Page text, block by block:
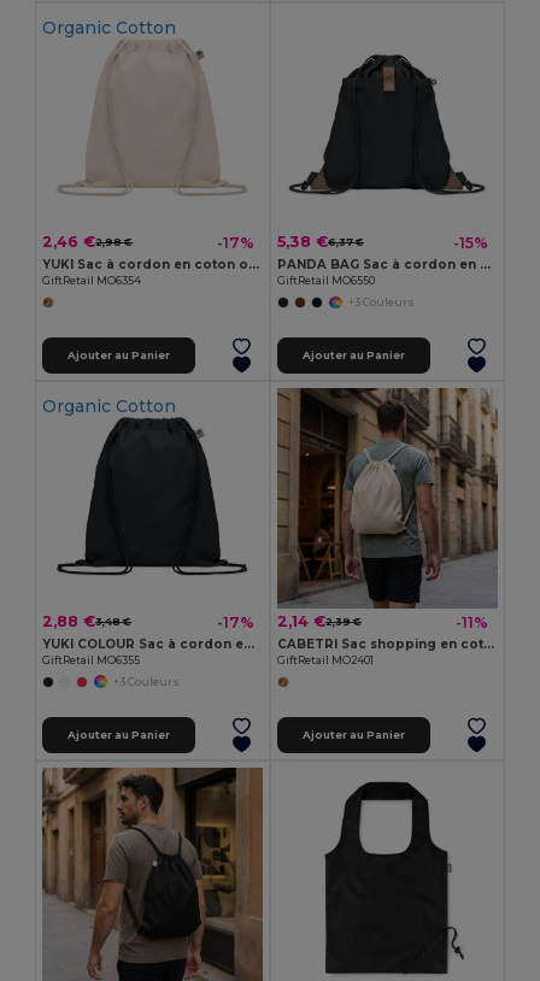
Organic Cotton
2,46 €2,98 € -17%
YUKI Sac à cordon en coton organique
GiftRetail MO6354
Ajouter au Panier
5,38 €6,37 € -15%
PANDA BAG Sac à cordon en coton recyclé
GiftRetail MO6550
+3 Couleurs
Ajouter au Panier
Organic Cotton
2,88 €3,48 € -17%
YUKI COLOUR Sac à cordon en coton organique
GiftRetail MO6355
+3 Couleurs
Ajouter au Panier
2,14 €2,39 € -11%
CABETRI Sac shopping en coton recyclé
GiftRetail MO2401
Ajouter au Panier